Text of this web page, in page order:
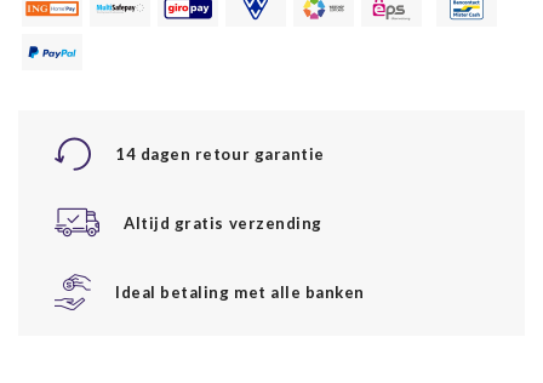
14 dagen retour garantie
Altijd gratis verzending
Ideal betaling met alle banken